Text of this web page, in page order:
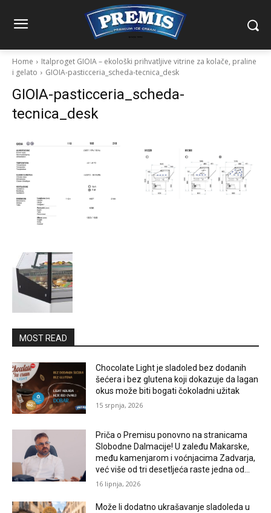
Home
Italproget GIOIA – ekološki prihvatljive vitrine za kolače, praline
i gelato
GIOIA-pasticceria_scheda-tecnica_desk
GIOIA-pasticceria_scheda-
tecnica_desk
MOST READ
Chocolate Light je sladoled bez dodanih
šećera i bez glutena koji dokazuje da lagan
okus može biti bogati čokoladni užitak
15 srpnja, 2026
Priča o Premisu ponovno na stranicama
Slobodne Dalmacije! U zaleđu Makarske,
među kamenjarom i voćnjacima Zadvarja,
već više od tri desetljeća raste jedna od...
16 lipnja, 2026
Može li dodatno ukrašavanje sladoleda u